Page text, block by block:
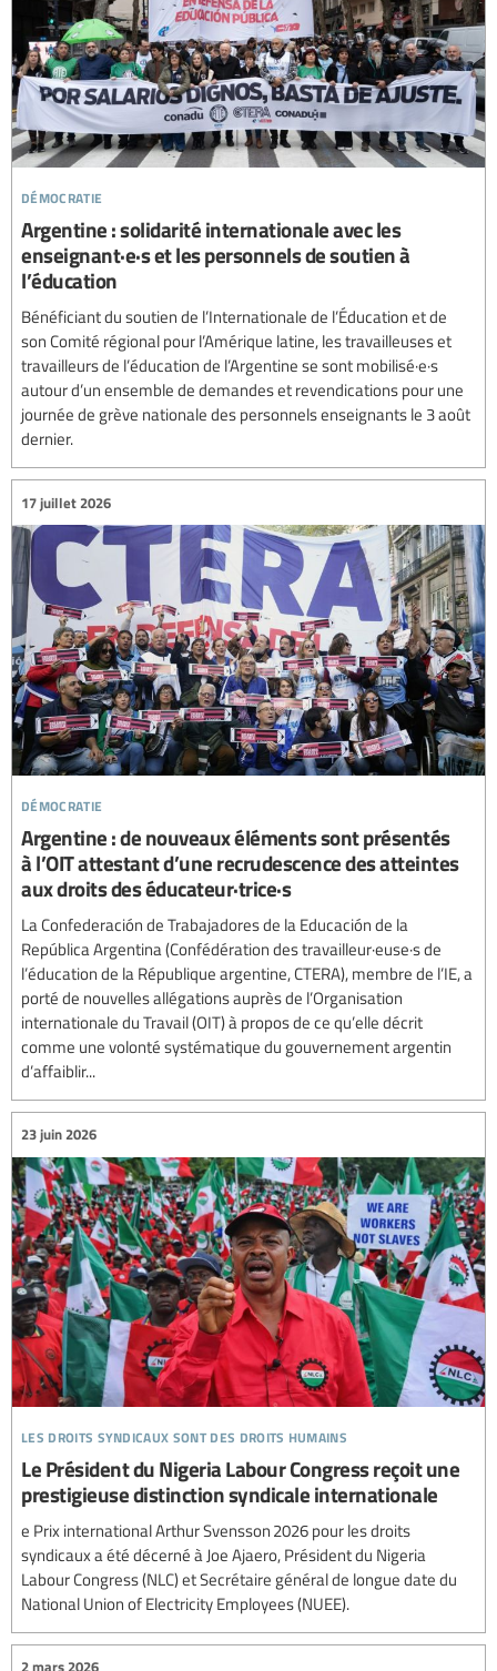
démocratie
Argentine : solidarité internationale avec les
enseignant·e·s et les personnels de soutien à
l’éducation
Bénéficiant du soutien de l’Internationale de l’Éducation et de
son Comité régional pour l’Amérique latine, les travailleuses et
travailleurs de l’éducation de l’Argentine se sont mobilisé·e·s
autour d’un ensemble de demandes et revendications pour une
journée de grève nationale des personnels enseignants le 3 août
dernier.
démocratie
17 juillet 2026
Argentine : de nouveaux éléments sont présentés
à l’OIT attestant d’une recrudescence des atteintes
aux droits des éducateur·trice·s
La Confederación de Trabajadores de la Educación de la
República Argentina (Confédération des travailleur·euse·s de
l’éducation de la République argentine, CTERA), membre de l’IE, a
porté de nouvelles allégations auprès de l’Organisation
internationale du Travail (OIT) à propos de ce qu’elle décrit
comme une volonté systématique du gouvernement argentin
d’affaiblir...
les droits syndicaux sont des droits humains
23 juin 2026
Le Président du Nigeria Labour Congress reçoit une
prestigieuse distinction syndicale internationale
e Prix international Arthur Svensson 2026 pour les droits
syndicaux a été décerné à Joe Ajaero, Président du Nigeria
Labour Congress (NLC) et Secrétaire général de longue date du
National Union of Electricity Employees (NUEE).